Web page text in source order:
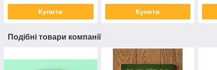
Купити Купити
Подібні товари компанії